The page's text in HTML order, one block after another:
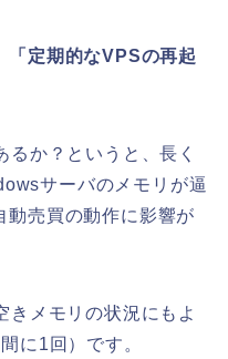
「定期的なVPSの再起
か？というと、長く
サーバのメモリが逼
動売買の動作に影響が
きメモリの状況にもよ
に1回）です。